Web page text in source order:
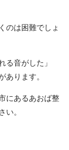
のは困難でしょ
る音がした」
あります。
にあるあおば整
い。